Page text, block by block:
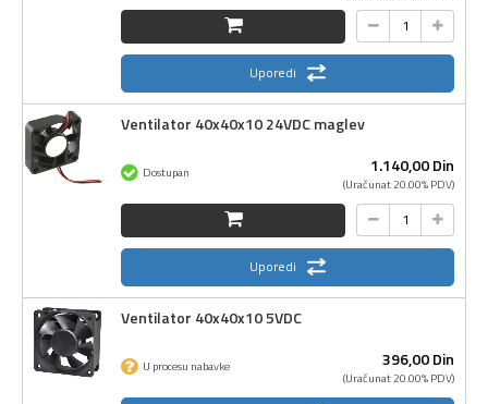
Uporedi
Ventilator 40x40x10 24VDC maglev
1.140,00Din
(Uračunat 20.00% PDV)
Dostupan
Uporedi
Ventilator 40x40x10 5VDC
396,00Din
(Uračunat 20.00% PDV)
U procesu nabavke